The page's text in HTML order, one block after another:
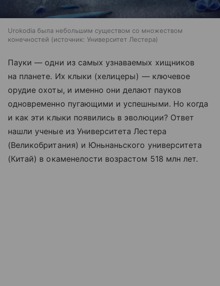
Urokodia была небольшим существом со множеством
конечностей
источник: Университет Лестера
Пауки — одни из самых узнаваемых хищников
на планете. Их клыки (хелицеры) — ключевое
орудие охоты, и именно они делают пауков
одновременно пугающими и успешными. Но когда
и как эти клыки появились в эволюции? Ответ
нашли ученые из Университета Лестера
(Великобритания) и Юньнаньского университета
(Китай) в окаменелости возрастом 518 млн лет.